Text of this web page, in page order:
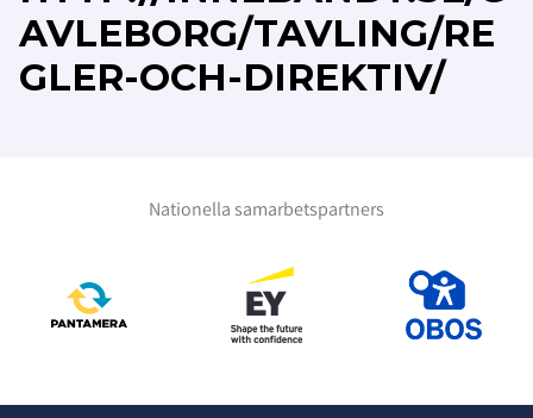
AVLEBORG/TAVLING/RE
GLER-OCH-DIREKTIV/
Nationella samarbetspartners